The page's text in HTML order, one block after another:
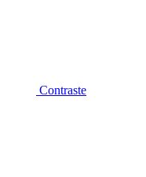
Contraste